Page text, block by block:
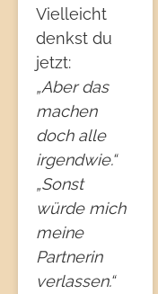
Vielleicht
denkst du
jetzt:
„Aber das
machen
doch alle
irgendwie.“
„Sonst
würde mich
meine
Partnerin
verlassen.“